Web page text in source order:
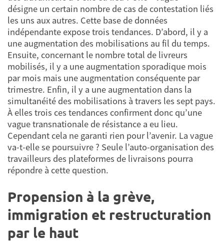
désigne un certain nombre de cas de contestation liés
les uns aux autres. Cette base de données
indépendante expose trois tendances. D’abord, il y a
une augmentation des mobilisations au fil du temps.
Ensuite, concernant le nombre total de livreurs
mobilisés, il y a une augmentation sporadique mois
par mois mais une augmentation conséquente par
trimestre. Enfin, il y a une augmentation dans la
simultanéité des mobilisations à travers les sept pays.
À elles trois ces tendances confirment donc qu’une
vague transnationale de résistance a eu lieu.
Cependant cela ne garanti rien pour l’avenir. La vague
va-t-elle se poursuivre ? Seule l’auto-organisation des
travailleurs des plateformes de livraisons pourra
répondre à cette question.
Propension à la grève,
immigration et restructuration
par le haut